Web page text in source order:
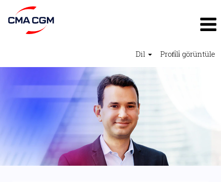
Dil Profi̇li̇ görüntüle
Fonksiyonlar2